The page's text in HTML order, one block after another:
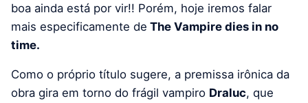
boa ainda está por vir!! Porém, hoje iremos falar
mais especificamente de The Vampire dies in no
time.
Como o próprio título sugere, a premissa irônica da
obra gira em torno do frágil vampiro Draluc, que